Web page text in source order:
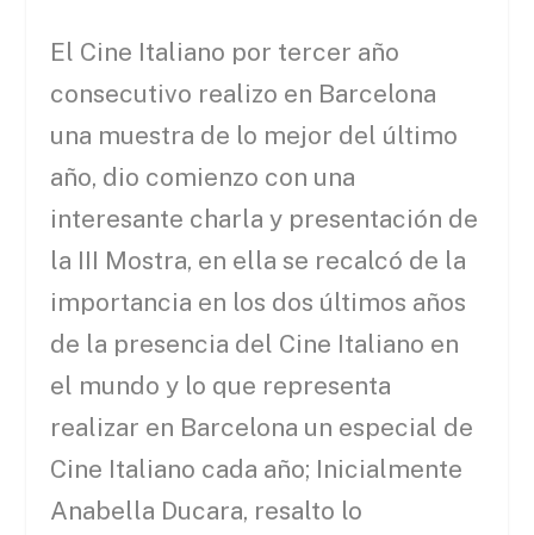
El Cine Italiano por tercer año
consecutivo realizo en Barcelona
una muestra de lo mejor del último
año, dio comienzo con una
interesante charla y presentación de
la III Mostra, en ella se recalcó de la
importancia en los dos últimos años
de la presencia del Cine Italiano en
el mundo y lo que representa
realizar en Barcelona un especial de
Cine Italiano cada año; Inicialmente
Anabella Ducara, resalto lo